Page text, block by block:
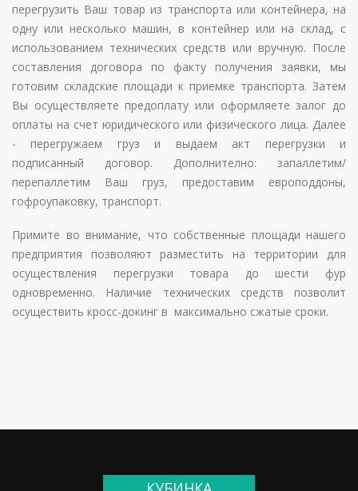
перегрузить Ваш товар из транспорта или контейнера, на
одну или несколько машин, в контейнер или на склад, с
использованием технических средств или вручную. После
составления договора по факту получения заявки, мы
готовим складские площади к приемке транспорта. Затем
Вы осуществляете предоплату или оформляете залог до
оплаты на счет юридического или физического лица. Далее
- перегружаем груз и выдаем акт перегрузки и
подписанный договор. Дополнително: запаллетим/
перепаллетим Ваш груз, предоставим европоддоны,
гофроупаковку, транспорт.
Примите во внимание, что собственные площади нашего
предприятия позволяют разместить на территории для
осуществления перегрузки товара до шести фур
одновременно. Наличие технических средств позволит
осуществить кросс-докинг в максимально сжатые сроки.